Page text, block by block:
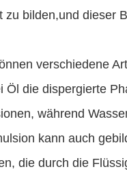
zu bilden,und dieser
verschiedene
Öl die dispergierte
während
kann auch
die durch die